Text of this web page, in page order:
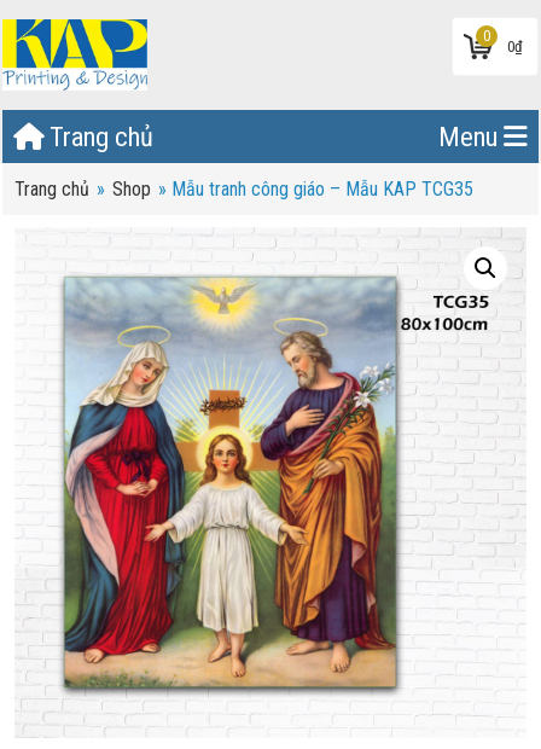
0
0₫
Trang chủ Menu
Trang chủ » Shop » Mẫu tranh công giáo – Mẫu KAP TCG35